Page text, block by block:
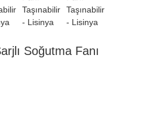
Soğutma Fanı